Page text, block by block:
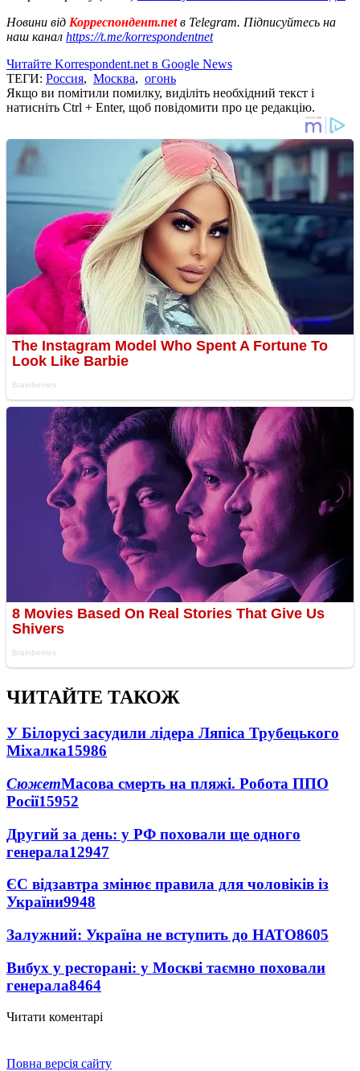
Новини від Корреспондент.netв Telegram. Підписуйтесь на
наш канал https://t.me/korrespondentnet
Читайте Korrespondent.net в Google News
ТЕГИ: Россия, Москва, огонь
Якщо ви помітили помилку, виділіть необхідний текст і
натисніть Ctrl + Enter, щоб повідомити про це редакцію.
ЧИТАЙТЕ ТАКОЖ
У Білорусі засудили лідера Ляпіса Трубецького
Міхалка15986
СюжетМасова смерть на пляжі. Робота ППО
Росії15952
Другий за день: у РФ поховали ще одного
генерала12947
ЄС відзавтра змінює правила для чоловіків із
України9948
Залужний: Україна не вступить до НАТО8605
Вибух у ресторані: у Москві таємно поховали
генерала8464
Читати коментарі
Повна версія сайту